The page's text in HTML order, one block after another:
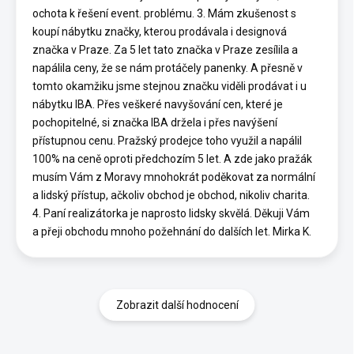
ochota k řešení event. problému. 3. Mám zkušenost s
koupí nábytku značky, kterou prodávala i designová
značka v Praze. Za 5 let tato značka v Praze zesílila a
napálila ceny, že se nám protáčely panenky. A přesně v
tomto okamžiku jsme stejnou značku viděli prodávat i u
nábytku IBA. Přes veškeré navyšování cen, které je
pochopitelné, si značka IBA držela i přes navýšení
přístupnou cenu. Pražský prodejce toho využil a napálil
100% na ceně oproti předchozím 5 let. A zde jako pražák
musím Vám z Moravy mnohokrát poděkovat za normální
a lidský přístup, ačkoliv obchod je obchod, nikoliv charita.
4. Paní realizátorka je naprosto lidsky skvělá. Děkuji Vám
a přeji obchodu mnoho požehnání do dalších let. Mirka K.
Zobrazit další hodnocení